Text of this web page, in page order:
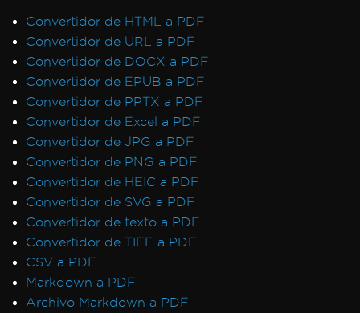
Convertidor de HTML a PDF
Convertidor de URL a PDF
Convertidor de DOCX a PDF
Convertidor de EPUB a PDF
Convertidor de PPTX a PDF
Convertidor de Excel a PDF
Convertidor de JPG a PDF
Convertidor de PNG a PDF
Convertidor de HEIC a PDF
Convertidor de SVG a PDF
Convertidor de texto a PDF
Convertidor de TIFF a PDF
CSV a PDF
Markdown a PDF
Archivo Markdown a PDF